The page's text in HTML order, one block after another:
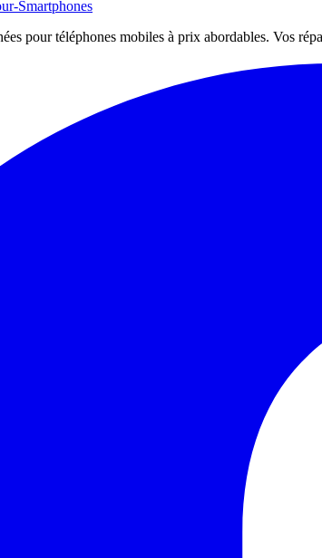
pour téléphones mobiles à prix abordables. Vos